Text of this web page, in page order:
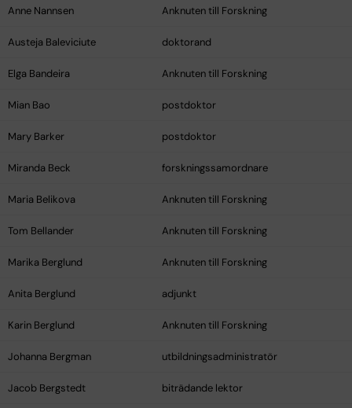
Anne Nannsen Anknuten till Forskning
Austeja Baleviciute doktorand
Elga Bandeira Anknuten till Forskning
Mian Bao postdoktor
Mary Barker postdoktor
Miranda Beck forskningssamordnare
Maria Belikova Anknuten till Forskning
Tom Bellander Anknuten till Forskning
Marika Berglund Anknuten till Forskning
Anita Berglund adjunkt
Karin Berglund Anknuten till Forskning
Johanna Bergman utbildningsadministratör
Jacob Bergstedt biträdande lektor